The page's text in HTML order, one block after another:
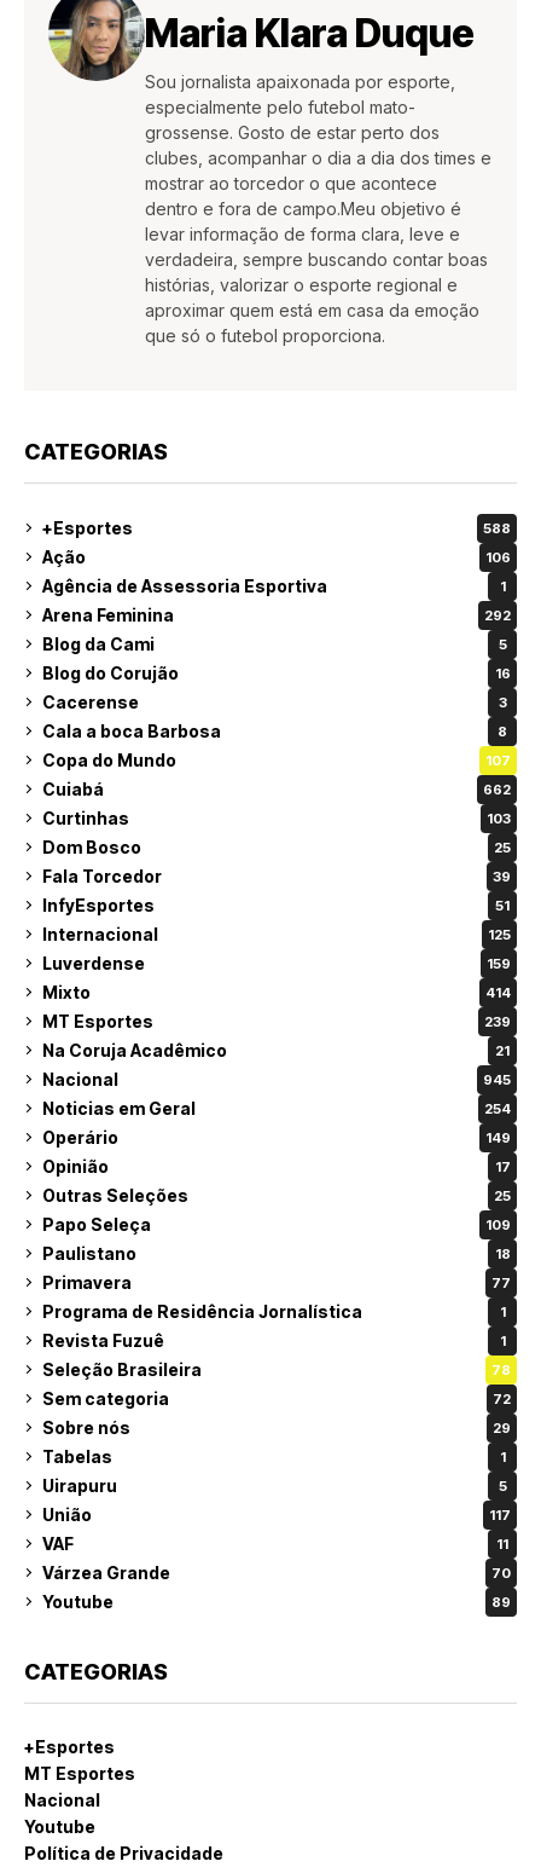
Maria Klara Duque
Sou jornalista apaixonada por esporte,
especialmente pelo futebol mato-
grossense. Gosto de estar perto dos
clubes, acompanhar o dia a dia dos times e
mostrar ao torcedor o que acontece
dentro e fora de campo.Meu objetivo é
levar informação de forma clara, leve e
verdadeira, sempre buscando contar boas
histórias, valorizar o esporte regional e
aproximar quem está em casa da emoção
que só o futebol proporciona.
CATEGORIAS
+Esportes 588
Ação 106
Agência de Assessoria Esportiva 1
Arena Feminina 292
Blog da Cami 5
Blog do Corujão 16
Cacerense 3
Cala a boca Barbosa 8
Copa do Mundo 107
Cuiabá 662
Curtinhas 103
Dom Bosco 25
Fala Torcedor 39
InfyEsportes 51
Internacional 125
Luverdense 159
Mixto 414
MT Esportes 239
Na Coruja Acadêmico 21
Nacional 945
Noticias em Geral 254
Operário 149
Opinião 17
Outras Seleções 25
Papo Seleça 109
Paulistano 18
Primavera 77
Programa de Residência Jornalística 1
Revista Fuzuê 1
Seleção Brasileira 78
Sem categoria 72
Sobre nós 29
Tabelas 1
Uirapuru 5
União 117
VAF 11
Várzea Grande 70
Youtube 89
CATEGORIAS
+Esportes
MT Esportes
Nacional
Youtube
Política de Privacidade